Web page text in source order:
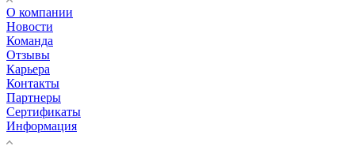
О компании
Новости
Команда
Отзывы
Карьера
Контакты
Партнеры
Сертификаты
Информация